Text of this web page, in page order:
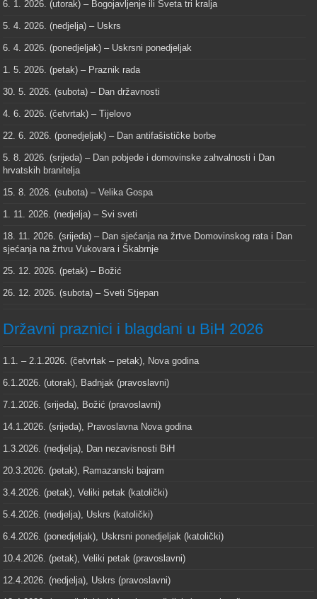
6. 1. 2026. (utorak) – Bogojavljenje ili Sveta tri kralja
5. 4. 2026. (nedjelja) – Uskrs
6. 4. 2026. (ponedjeljak) – Uskrsni ponedjeljak
1. 5. 2026. (petak) – Praznik rada
30. 5. 2026. (subota) – Dan državnosti
4. 6. 2026. (četvrtak) – Tijelovo
22. 6. 2026. (ponedjeljak) – Dan antifašističke borbe
5. 8. 2026. (srijeda) – Dan pobjede i domovinske zahvalnosti i Dan
hrvatskih branitelja
15. 8. 2026. (subota) – Velika Gospa
1. 11. 2026. (nedjelja) – Svi sveti
18. 11. 2026. (srijeda) – Dan sjećanja na žrtve Domovinskog rata i Dan
sjećanja na žrtvu Vukovara i Škabrnje
25. 12. 2026. (petak) – Božić
26. 12. 2026. (subota) – Sveti Stjepan
Državni praznici i blagdani u BiH 2026
1.1. – 2.1.2026. (četvrtak – petak), Nova godina
6.1.2026. (utorak), Badnjak (pravoslavni)
7.1.2026. (srijeda), Božić (pravoslavni)
14.1.2026. (srijeda), Pravoslavna Nova godina
1.3.2026. (nedjelja), Dan nezavisnosti BiH
20.3.2026. (petak), Ramazanski bajram
3.4.2026. (petak), Veliki petak (katolički)
5.4.2026. (nedjelja), Uskrs (katolički)
6.4.2026. (ponedjeljak), Uskrsni ponedjeljak (katolički)
10.4.2026. (petak), Veliki petak (pravoslavni)
12.4.2026. (nedjelja), Uskrs (pravoslavni)